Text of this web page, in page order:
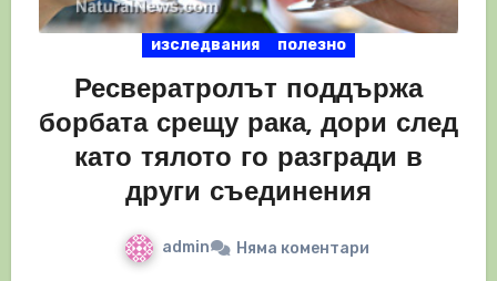
изследвания полезно
Ресвератролът поддържа
борбата срещу рака, дори след
като тялото го разгради в
други съединения
admin Няма коментари